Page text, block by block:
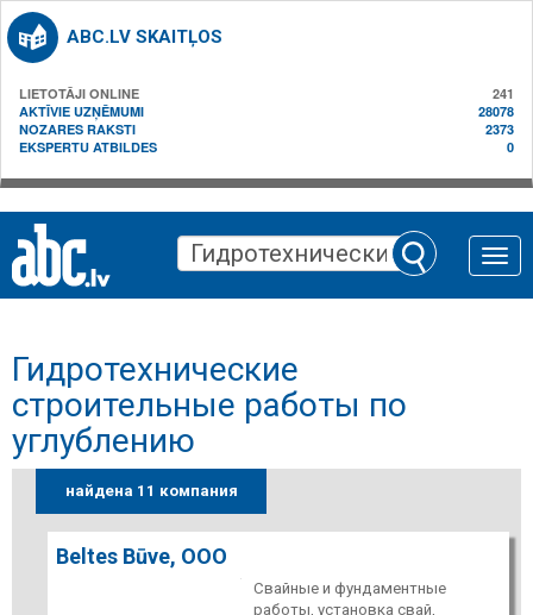
ABC.LV SKAITĻOS
LIETOTĀJI ONLINE
241
AKTĪVIE UZŅĒMUMI
28078
NOZARES RAKSTI
2373
EKSPERTU ATBILDES
0
Toggle
Гидротехнические
строительные работы по
углублению
найдена 11 компания
Beltes Būve, ООО
Свайные и фундаментные
работы, установка свай,